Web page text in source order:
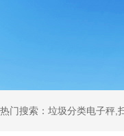
热门搜索：垃圾分类电子秤,